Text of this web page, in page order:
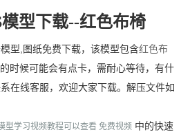
型下载--红色布椅
模型,图纸免费下载，该模型包含红色布
时候可能会有点卡，需耐心等待，有什
在线客服，欢迎大家下载。解压文件如
型学习视频教程可以查看 免费视频 中的快速